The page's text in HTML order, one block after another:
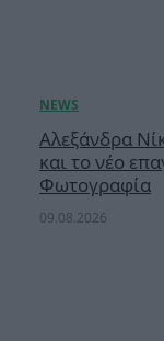
Αλεξάνδρα
και το νέο
Φωτογραφία
09.08.2026